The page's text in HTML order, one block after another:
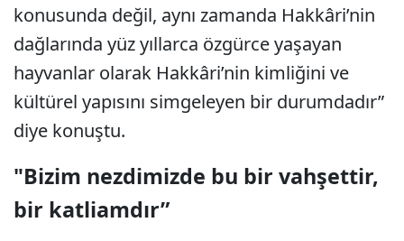
konusunda değil, aynı zamanda Hakkâri’nin
dağlarında yüz yıllarca özgürce yaşayan
hayvanlar olarak Hakkâri’nin kimliğini ve
kültürel yapısını simgeleyen bir durumdadır”
diye konuştu.
"Bizim nezdimizde bu bir vahşettir,
bir katliamdır”